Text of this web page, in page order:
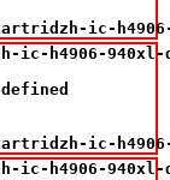
ic-
h4906-940xl-
ic-
h4906-940xl-